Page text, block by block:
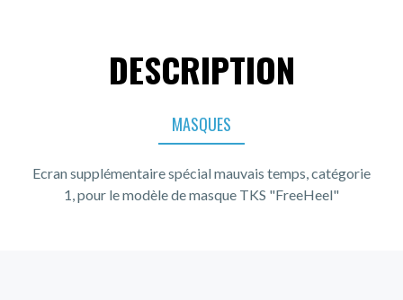
DESCRIPTION
MASQUES
Ecran supplémentaire spécial mauvais temps, catégorie
1, pour le modèle de masque TKS "FreeHeel"